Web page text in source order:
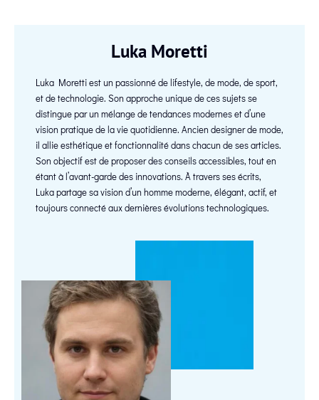
Luka Moretti
Luka Moretti est un passionné de lifestyle, de mode, de sport,
et de technologie. Son approche unique de ces sujets se
distingue par un mélange de tendances modernes et d’une
vision pratique de la vie quotidienne. Ancien designer de mode,
il allie esthétique et fonctionnalité dans chacun de ses articles.
Son objectif est de proposer des conseils accessibles, tout en
étant à l’avant-garde des innovations. À travers ses écrits,
Luka partage sa vision d’un homme moderne, élégant, actif, et
toujours connecté aux dernières évolutions technologiques.